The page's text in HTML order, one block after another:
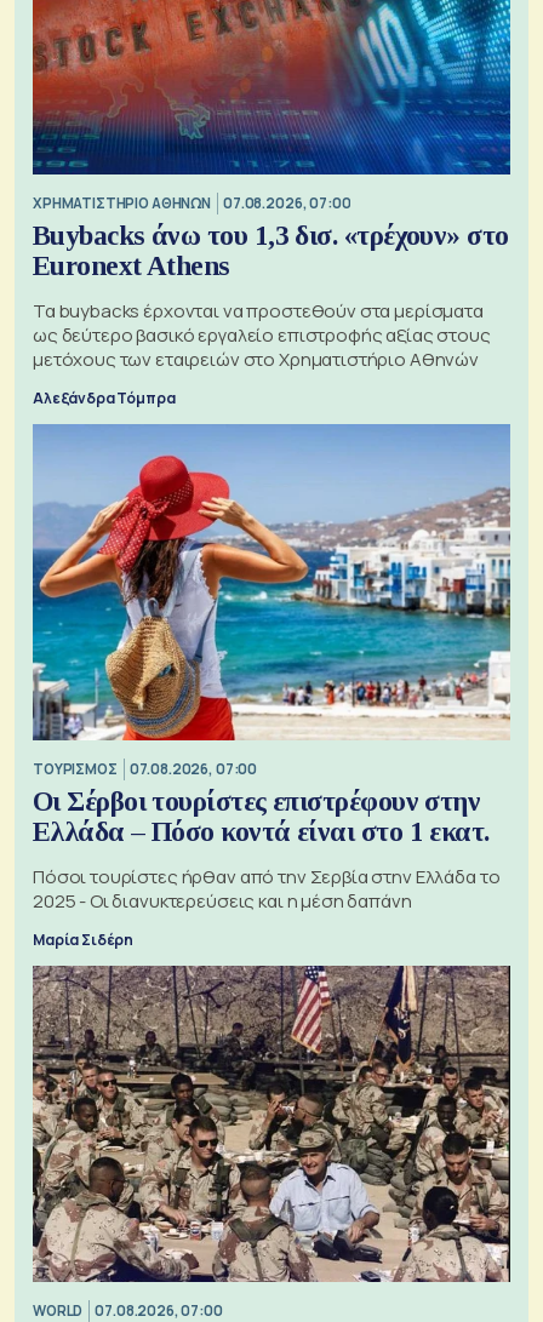
XΡΗΜΑΤΙΣΤΗΡΙΟ ΑΘΗΝΩΝ 07.08.2026, 07:00
Buybacks άνω του 1,3 δισ. «τρέχουν» στο
Euronext Athens
Τα buybacks έρχονται να προστεθούν στα μερίσματα
ως δεύτερο βασικό εργαλείο επιστροφής αξίας στους
μετόχους των εταιρειών στο Χρηματιστήριο Αθηνών
Αλεξάνδρα Τόμπρα
ΤΟΥΡΙΣΜΟΣ 07.08.2026, 07:00
Οι Σέρβοι τουρίστες επιστρέφουν στην
Ελλάδα – Πόσο κοντά είναι στο 1 εκατ.
Πόσοι τουρίστες ήρθαν από την Σερβία στην Ελλάδα το
2025 - Οι διανυκτερεύσεις και η μέση δαπάνη
Μαρία Σιδέρη
WORLD 07.08.2026, 07:00